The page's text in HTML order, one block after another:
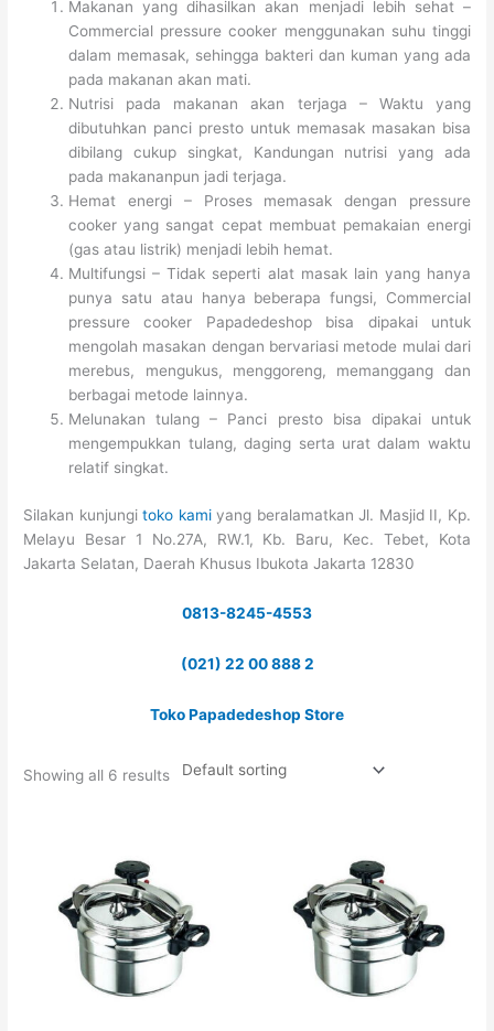
Makanan yang dihasilkan akan menjadi lebih sehat –
Commercial pressure cooker menggunakan suhu tinggi
dalam memasak, sehingga bakteri dan kuman yang ada
pada makanan akan mati.
Nutrisi pada makanan akan terjaga – Waktu yang
dibutuhkan panci presto untuk memasak masakan bisa
dibilang cukup singkat, Kandungan nutrisi yang ada
pada makananpun jadi terjaga.
Hemat energi – Proses memasak dengan pressure
cooker yang sangat cepat membuat pemakaian energi
(gas atau listrik) menjadi lebih hemat.
Multifungsi – Tidak seperti alat masak lain yang hanya
punya satu atau hanya beberapa fungsi, Commercial
pressure cooker Papadedeshop bisa dipakai untuk
mengolah masakan dengan bervariasi metode mulai dari
merebus, mengukus, menggoreng, memanggang dan
berbagai metode lainnya.
Melunakan tulang – Panci presto bisa dipakai untuk
mengempukkan tulang, daging serta urat dalam waktu
relatif singkat.
Silakan kunjungitoko kamiyang beralamatkan Jl. Masjid II, Kp.
Melayu Besar 1 No.27A, RW.1, Kb. Baru, Kec. Tebet, Kota
Jakarta Selatan, Daerah Khusus Ibukota Jakarta 12830
0813-8245-4553
(021) 22 00 888 2
Toko Papadedeshop Store
Showing all 6 results